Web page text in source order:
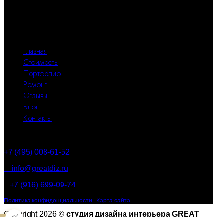
Главная
Стоимость
Портфолио
Ремонт
Отзывы
Блог
Контакты
+7 (495) 008-61-52
info@greatdiz.ru
+7 (916) 699-09-74
Политика конфиденциальности Карта сайта
Copyright 2026 © студия дизайна интерьера GREAT